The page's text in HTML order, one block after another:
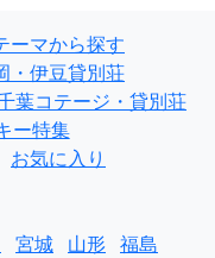
ーマから探す
・伊豆貸別荘
葉コテージ・貸別荘
ー特集
お気に入り
宮城 山形 福島